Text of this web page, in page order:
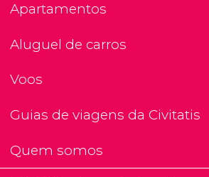
Apartamentos
Aluguel de carros
Voos
Guias de viagens da Civitatis
Quem somos